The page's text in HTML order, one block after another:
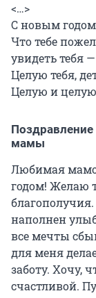
<…>
С новым
Что тебе
увидеть тебя —
Целую тебя,
Целую и
мамы
Любимая
годом! Желаю
наполнен
все мечты
для меня
заботу. Хочу,
счастливой.